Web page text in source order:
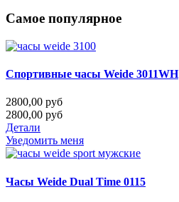
Самое популярное
Спортивные часы Weide 3011WH
2800,00 руб
2800,00 руб
Детали
Уведомить меня
Часы Weide Dual Time 0115